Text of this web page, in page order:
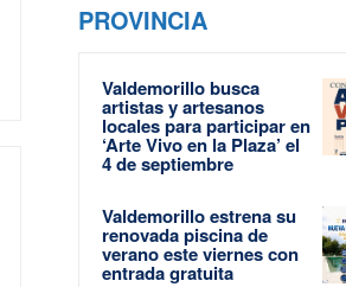
PROVINCIA
Valdemorillo busca
artistas y artesanos
locales para participar en
‘Arte Vivo en la Plaza’ el
4 de septiembre
Valdemorillo estrena su
renovada piscina de
verano este viernes con
entrada gratuita